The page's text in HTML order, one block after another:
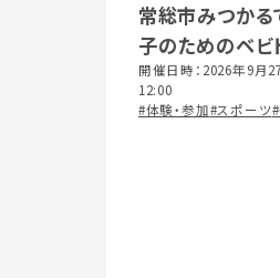
常総市みつかる
子のためのベビ
マのオフトーク
開催日時：2026年9月
12:00
#体験・参加#スポーツ